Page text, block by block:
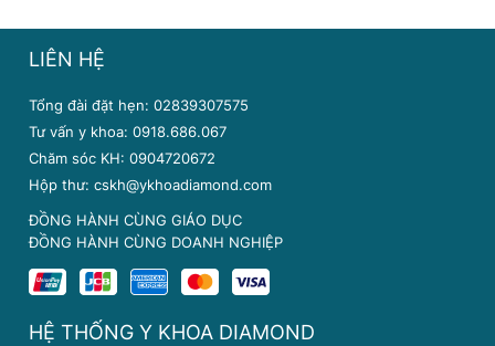
LIÊN HỆ
Tổng đài đặt hẹn: 02839307575
Tư vấn y khoa: 0918.686.067
Chăm sóc KH: 0904720672
Hộp thư: cskh@ykhoadiamond.com
ĐỒNG HÀNH CÙNG GIÁO DỤC
ĐỒNG HÀNH CÙNG DOANH NGHIỆP
HỆ THỐNG Y KHOA DIAMOND